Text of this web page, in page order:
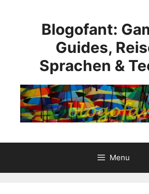
Blogofant:
Guides,
Sprachen &
Menu